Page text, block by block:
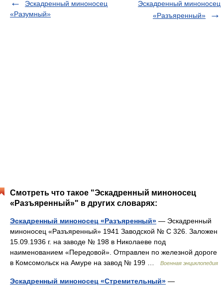
Эскадренный миноносец
«Разумный»
Эскадренный миноносец
«Разъяренный»
Смотреть что такое "Эскадренный миноносец
«Разъяренный»" в других словарях:
Эскадренный миноносец «Разъяренный» — Эскадренный
миноносец «Разъяренный» 1941 Заводской № С 326. Заложен
15.09.1936 г. на заводе № 198 в Николаеве под
наименованием «Передовой». Отправлен по железной дороге
в Комсомольск на Амуре на завод № 199 …
Военная энциклопедия
Эскадренный миноносец «Стремительный» —